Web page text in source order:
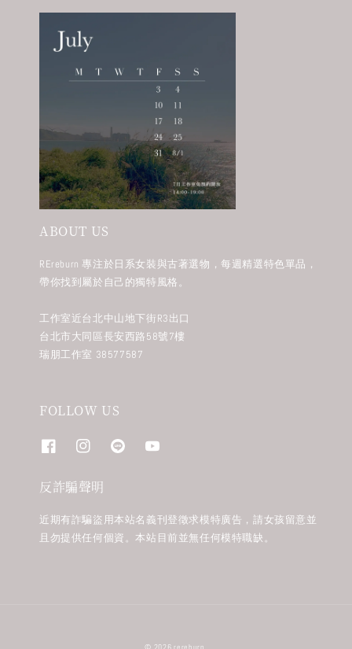
ABOUT US
REreburn 專注於日系女裝與古著選物，每週精選特色單品，
帶你找到屬於自己的獨特風格。
工作室近台北中山地下街R3出口
台北市大同區長安西路58號7樓
瑞朋工作室 38577587
FOLLOW US
反詐騙聲明
近期有詐騙盜用本站名義刊登徵求模特廣告，請女孩留意並
且勿提供任何個資。本站目前並無任何模特職缺。